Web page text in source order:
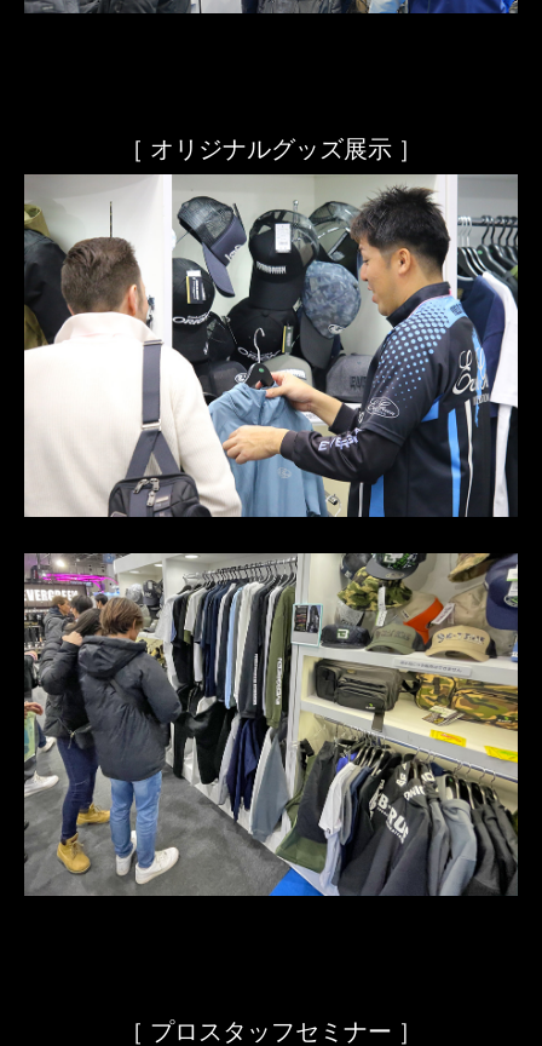
［ オリジナルグッズ展示 ］
［ プロスタッフセミナー ］